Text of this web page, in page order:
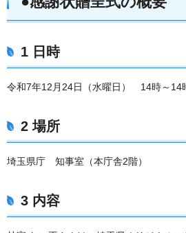
1 日時
令和7年12月24日（水曜日） 14時～14
2 場所
埼玉県庁 知事室（本庁舎2階）
3 内容